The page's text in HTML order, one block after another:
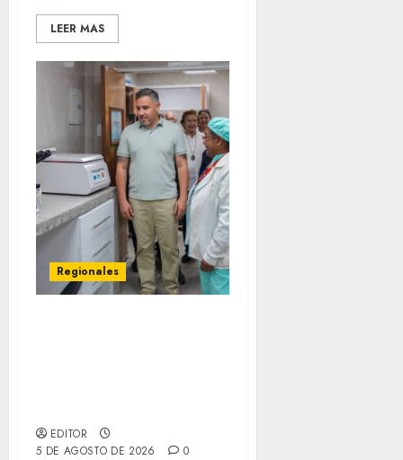
LEER MAS
Regionales
EDITOR
5 DE AGOSTO DE 2026
0